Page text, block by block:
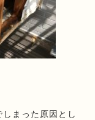
まった原因とし